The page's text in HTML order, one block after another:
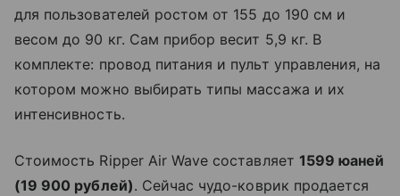
для пользователей ростом от 155 до 190 см и
весом до 90 кг. Сам прибор весит 5,9 кг. В
комплекте: провод питания и пульт управления, на
котором можно выбирать типы массажа и их
интенсивность.
Стоимость Ripper Air Wave составляет 1599 юаней
(19 900 рублей). Сейчас чудо-коврик продается